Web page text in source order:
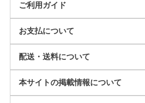
ご利用ガイド
お支払について
配送・送料について
本サイトの掲載情報について​